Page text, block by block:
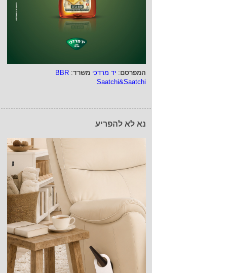
המפרסם: יד מרדכי משרד:
BBR
Saatchi&Saatchi
נא לא להפריע